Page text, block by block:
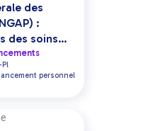
des
:
des soins
personnel